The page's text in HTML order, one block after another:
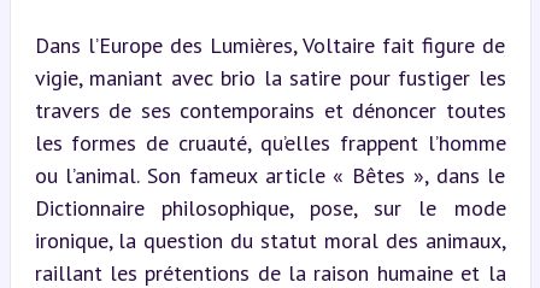
Dans l’Europe des Lumières, Voltaire fait figure de
vigie, maniant avec brio la satire pour fustiger les
travers de ses contemporains et dénoncer toutes
les formes de cruauté, qu’elles frappent l’homme
ou l’animal. Son fameux article « Bêtes », dans le
Dictionnaire philosophique, pose, sur le mode
ironique, la question du statut moral des animaux,
raillant les prétentions de la raison humaine et la